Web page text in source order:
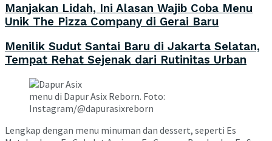
Manjakan Lidah, Ini Alasan Wajib Coba Menu
Unik The Pizza Company di Gerai Baru
Menilik Sudut Santai Baru di Jakarta Selatan,
Tempat Rehat Sejenak dari Rutinitas Urban
menu di Dapur Asix Reborn. Foto:
Instagram/@dapurasixreborn
Lengkap dengan menu minuman dan dessert, seperti Es